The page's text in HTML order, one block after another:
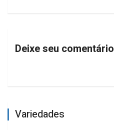
Deixe seu comentário
Variedades